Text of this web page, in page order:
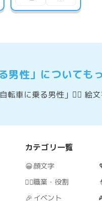
男性」についても
転車に乗る男性」🚴‍♂️ 絵
カテゴリ一覧
😀顔文字
🧑‍⚕️職業・役割
🎉 イベント